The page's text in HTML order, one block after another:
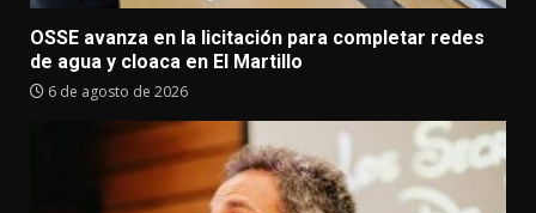
OSSE avanza en la licitación para completar redes
de agua y cloaca en El Martillo
6 de agosto de 2026